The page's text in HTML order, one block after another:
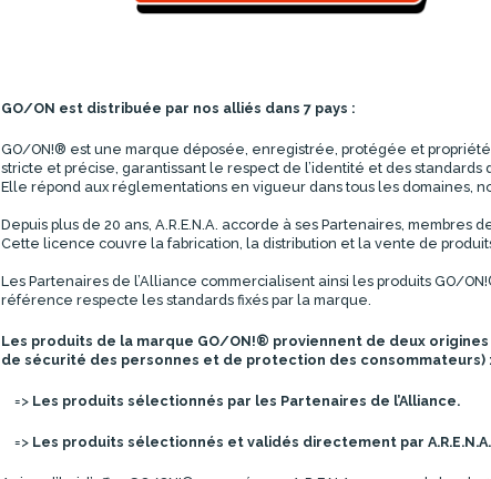
GO/ON est distribuée par nos alliés dans 7 pays :
GO/ON!® est une marque déposée, enregistrée, protégée et propriété
stricte et précise, garantissant le respect de l’identité et des standards
Elle répond aux réglementations en vigueur dans tous les domaines,
Depuis plus de 20 ans, A.R.E.N.A. accorde à ses Partenaires,
Cette licence couvre la fabrication, la distribution et la vente de
Les Partenaires de l’Alliance commercialisent ainsi les produits GO/
référence respecte les standards fixés par la marque.
Les produits de la marque GO/ON!® proviennent de deux
de sécurité des personnes et de protection des consommateurs) :
=> Les produits sélectionnés par les Partenaires de l’Alliance.
=> Les produits sélectionnés et validés directement par A.R.E.N.A.